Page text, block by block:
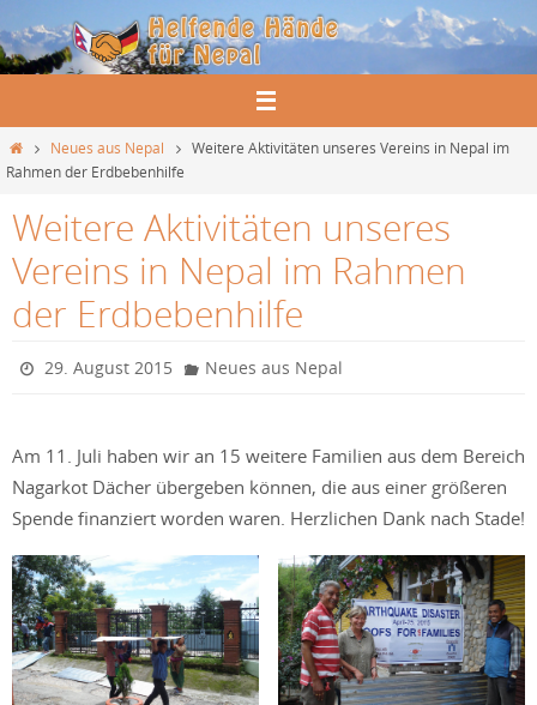
Inhalt
springen
StartNeues aus Nepal
Weitere Aktivitäten unseres Vereins in Nepal im
Rahmen der Erdbebenhilfe
Weitere Aktivitäten unseres
Vereins in Nepal im Rahmen
der Erdbebenhilfe
29. August 2015 Neues aus Nepal
Am 11. Juli haben wir an 15 weitere Familien aus dem Bereich
Nagarkot Dächer übergeben können, die aus einer größeren
Spende finanziert worden waren. Herzlichen Dank nach Stade!